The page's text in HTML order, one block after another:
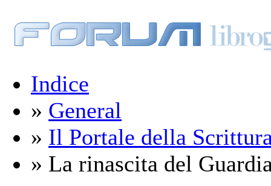
Indice
» General
» Il Portale della
» La rinascita del